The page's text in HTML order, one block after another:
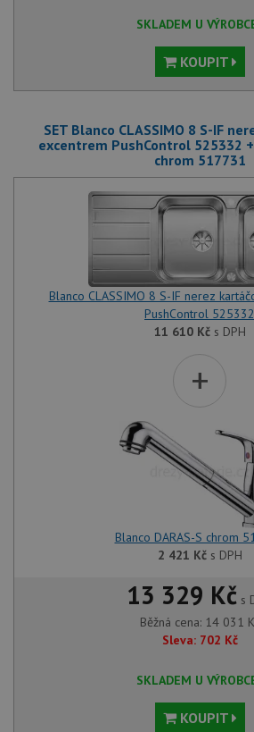
SKLADEM U
KOUPIT
SET Blanco CLASSIMO 8 S-IF
excentrem PushControl 525332 +
chrom 517731
Blanco CLASSIMO 8 S-IF nerez
PushControl 525332
11 610 Kčs DPH
+
Blanco DARAS-S chrom
2 421 Kčs DPH
13 329 Kč s
Běžná cena: 14 031
Sleva: 702 Kč
SKLADEM U
KOUPIT